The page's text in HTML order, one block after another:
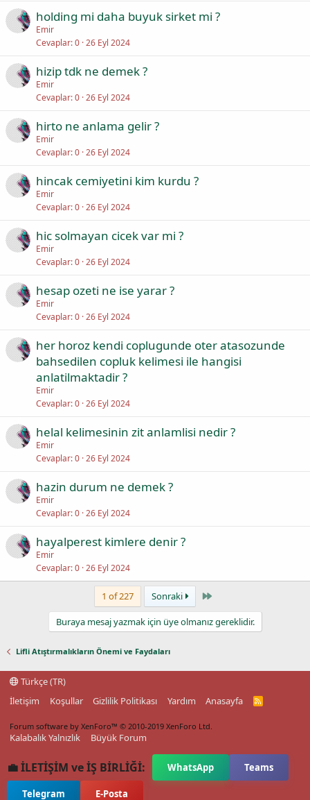
holding mi daha buyuk sirket mi ?
Emir
Cevaplar 0 26 Eyl 2024
hizip tdk ne demek ?
Emir
Cevaplar 0 26 Eyl 2024
hirto ne anlama gelir ?
Emir
Cevaplar 0 26 Eyl 2024
hincak cemiyetini kim kurdu ?
Emir
Cevaplar 0 26 Eyl 2024
hic solmayan cicek var mi ?
Emir
Cevaplar 0 26 Eyl 2024
hesap ozeti ne ise yarar ?
Emir
Cevaplar 0 26 Eyl 2024
her horoz kendi coplugunde oter atasozunde
bahsedilen copluk kelimesi ile hangisi
anlatilmaktadir ?
Emir
Cevaplar 0 26 Eyl 2024
helal kelimesinin zit anlamlisi nedir ?
Emir
Cevaplar 0 26 Eyl 2024
hazin durum ne demek ?
Emir
Cevaplar 0 26 Eyl 2024
hayalperest kimlere denir ?
Emir
Cevaplar 0 26 Eyl 2024
1 of 227 Sonraki Last
Buraya mesaj yazmak için üye olmanız gereklidir.
Lifli Atıştırmalıkların Önemi ve Faydaları
Türkçe (TR)
İletişim
Koşullar Gizlilik Politikası Yardım Anasayfa
R
Forum software by XenForo™ © 2010-2019 XenForo Ltd.
Kalabalık Yalnızlık Büyük Forum
💼 İLETİŞİM ve İŞ BİRLİĞİ: WhatsApp Teams
Telegram E-Posta